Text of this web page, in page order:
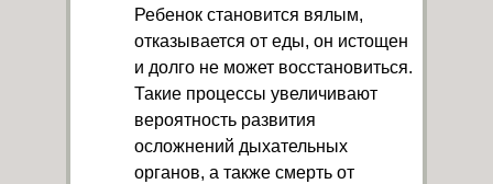
Ребенок становится вялым,
отказывается от еды, он истощен
и долго не может восстановиться.
Такие процессы увеличивают
вероятность развития
осложнений дыхательных
органов, а также смерть от